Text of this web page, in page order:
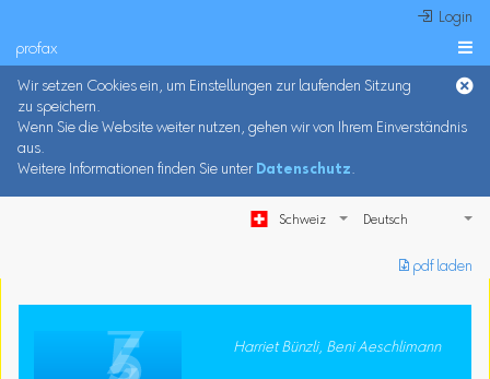
 Login
profax 
Wir setzen Cookies ein, um Einstellungen zur laufenden Sitzung
zu speichern.
Wenn Sie die Website weiter nutzen, gehen wir von Ihrem Einverständnis
aus.
Weitere Informationen finden Sie unter Datenschutz.
Schweiz
︎ pdf laden
Harriet Bünzli, Beni Aeschlimann